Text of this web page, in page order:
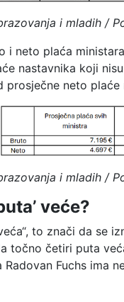
i mladih /
neto plaća
nastavnika koji
neto
i mladih /
veće?
to znači da se
točno četiri puta
Fuchs ima